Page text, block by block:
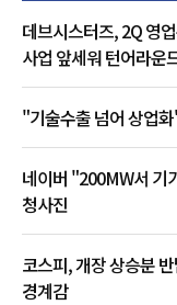
데브시스터즈, 2Q 영
사업 앞세워 턴어라운
"기술수출 넘어 상업
네이버 "200MW서 기
청사진
코스피, 개장 상승분
경계감